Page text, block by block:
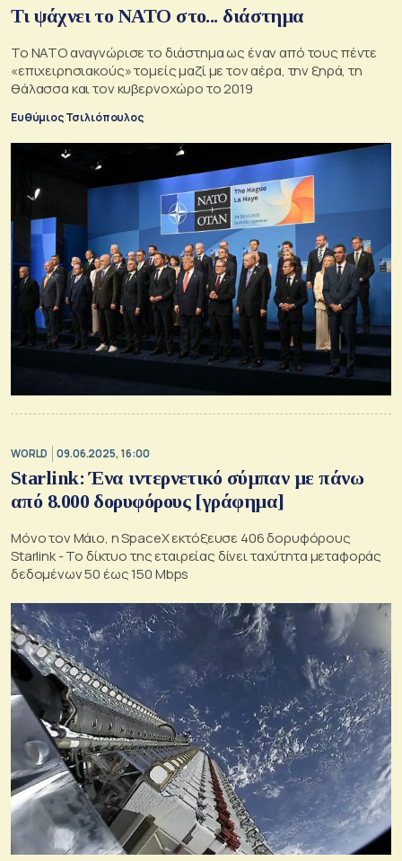
Τι ψάχνει το ΝΑΤΟ στο... διάστημα
Το ΝΑΤΟ αναγνώρισε το διάστημα ως έναν από τους πέντε
«επιχειρησιακούς» τομείς μαζί με τον αέρα, την ξηρά, τη
θάλασσα και τον κυβερνοχώρο το 2019
Ευθύμιος Τσιλιόπουλος
WORLD 09.06.2025, 16:00
Starlink: Ένα ιντερνετικό σύμπαν με πάνω
από 8.000 δορυφόρους [γράφημα]
Μόνο τον Μάιο, η SpaceX εκτόξευσε 406 δορυφόρους
Starlink - Το δίκτυο της εταιρείας δίνει ταχύτητα μεταφοράς
δεδομένων 50 έως 150 Mbps